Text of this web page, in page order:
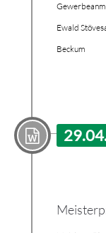
Ewald
Beckum